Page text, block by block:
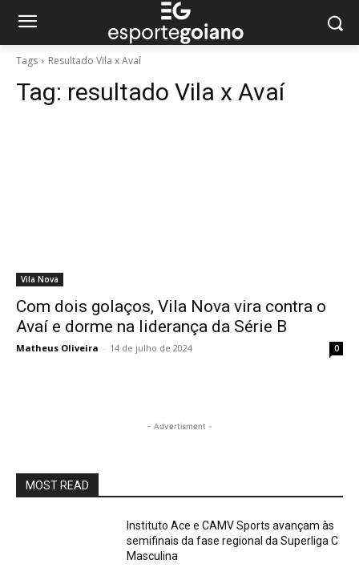
Tags Resultado Vila x Avaí
Tag: resultado Vila x Avaí
Vila Nova
Com dois golaços, Vila Nova vira contra o
Avaí e dorme na liderança da Série B
Matheus Oliveira - 14 de julho de 2024 0
- Advertisment -
MOST READ
Instituto Ace e CAMV Sports avançam às
semifinais da fase regional da Superliga C
Masculina